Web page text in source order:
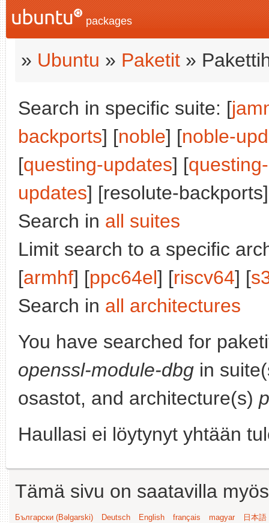
packages
» Ubuntu » Paketit »
Search in specific suite: [
backports] [noble] [noble-
[questing-updates] [
updates] [resolute-
Search in all suites
Limit search to a specific
[armhf] [ppc64el] [riscv64] [
Search in all architectures
You have searched for
openssl-module-dbg in
osastot, and architecture(s)
Haullasi ei löytynyt yhtään
Tämä sivu on saatavilla
Български (Bəlgarski) Deutsch English français magyar
日本